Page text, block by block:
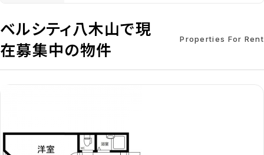
ご購入の流れ・諸費用
ベルシティ八木山で現
在募集中の物件
Properties For Rent